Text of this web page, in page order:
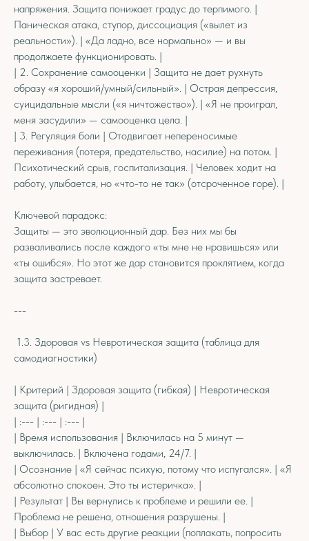
напряжения. Защита понижает градус до терпимого. |
Паническая атака, ступор, диссоциация («вылет из
реальности»). | «Да ладно, все нормально» — и вы
продолжаете функционировать. |
| 2. Сохранение самооценки | Защита не дает рухнуть
образу «я хороший/умный/сильный». | Острая депрессия,
суицидальные мысли («я ничтожество»). | «Я не проиграл,
меня засудили» — самооценка цела. |
| 3. Регуляция боли | Отодвигает непереносимые
переживания (потеря, предательство, насилие) на потом. |
Психотический срыв, госпитализация. | Человек ходит на
работу, улыбается, но «что-то не так» (отсроченное горе). |
Ключевой парадокс:
Защиты — это эволюционный дар. Без них мы бы
разваливались после каждого «ты мне не нравишься» или
«ты ошибся». Но этот же дар становится проклятием, когда
защита застревает.
---
1.3. Здоровая vs Невротическая защита (таблица для
самодиагностики)
| Критерий | Здоровая защита (гибкая) | Невротическая
защита (ригидная) |
| :--- | :--- | :--- |
| Время использования | Включилась на 5 минут —
выключилась. | Включена годами, 24/7. |
| Осознание | «Я сейчас психую, потому что испугался». | «Я
абсолютно спокоен. Это ты истеричка». |
| Результат | Вы вернулись к проблеме и решили ее. |
Проблема не решена, отношения разрушены. |
| Выбор | У вас есть другие реакции (поплакать, попросить